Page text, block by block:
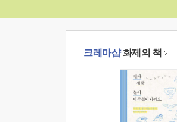
크레마샵화제의 책